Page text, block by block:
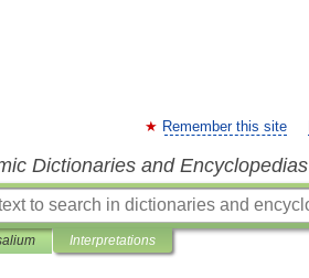
Remember this site
Dictionaries and Encyclopedias
Interpretations